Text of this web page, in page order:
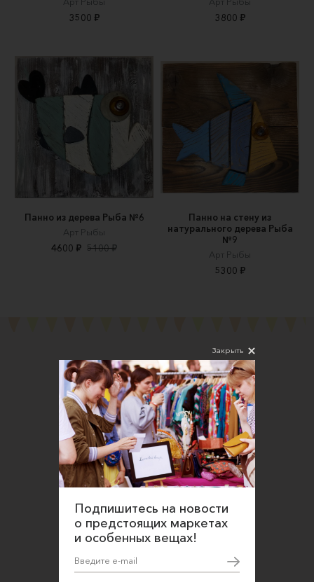
3500 ₽
3800 ₽
Панно из дерева Рыба №6
Арт Рыбы
4600 ₽ 5100 ₽
Панно на стену из
натурального дерева Рыба
№9
Арт Рыбы
5300 ₽
Подпишитесь на новости
Соглашаюсь на обработку персональных
данных в соответствии
О нас
Открыть магазин
Участие в офлайн-маркете
Закрыть
Подпишитесь на новости
о предстоящих маркетах
и особенных вещах!